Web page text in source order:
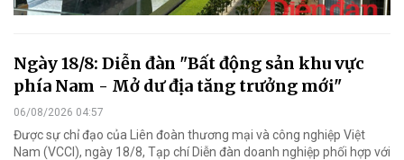
Ngày 18/8: Diễn đàn "Bất động sản khu vực
phía Nam - Mở dư địa tăng trưởng mới"
06/08/2026 04:57
Được sự chỉ đạo của Liên đoàn thương mại và công nghiệp Việt
Nam (VCCI), ngày 18/8, Tạp chí Diễn đàn doanh nghiệp phối hợp với